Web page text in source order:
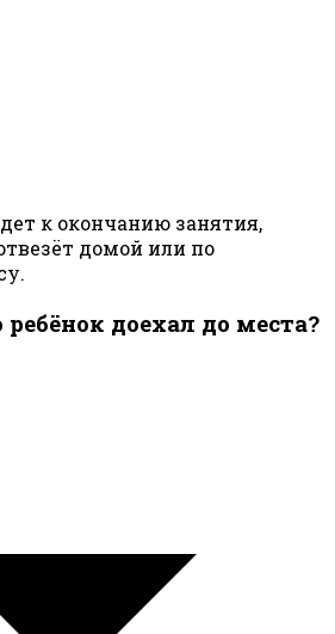
к окончанию занятия,
домой или по
доехал до места?